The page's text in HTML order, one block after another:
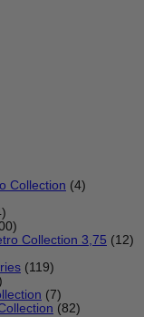
Collection (4)
Collection 3,75 (12)
(119)
(7)
(82)